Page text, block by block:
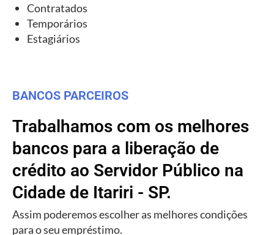
Contratados
Temporários
Estagiários
BANCOS PARCEIROS
Trabalhamos com os melhores
bancos para a liberação de
crédito ao Servidor Público na
Cidade de Itariri - SP.
Assim poderemos escolher as melhores condições
para o seu empréstimo.